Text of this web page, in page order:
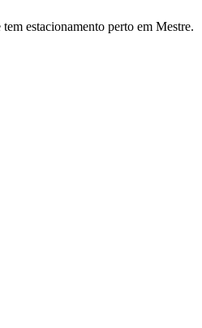
estacionamento perto em Mestre.